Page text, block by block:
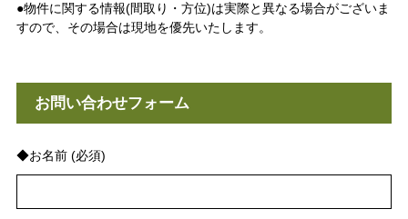
●物件に関する情報(間取り・方位)は実際と異なる場合がございま
すので、その場合は現地を優先いたします。
お問い合わせフォーム
◆お名前 (必須)